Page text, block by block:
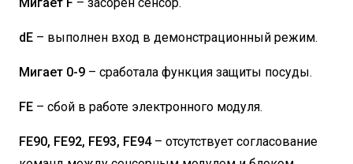
dE – выполнен вход в демонстрационный режим.
Мигает 0-9 – сработала функция защиты посуды.
FE – сбой в работе электронного модуля.
FE90, FE92, FE93, FE94– отсутствует согласование